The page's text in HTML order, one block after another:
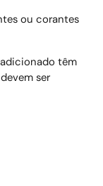
ou corantes
têm
ser